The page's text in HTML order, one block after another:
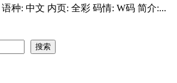
种: 中文 内页: 全彩 码情: W码 简介:...
搜索